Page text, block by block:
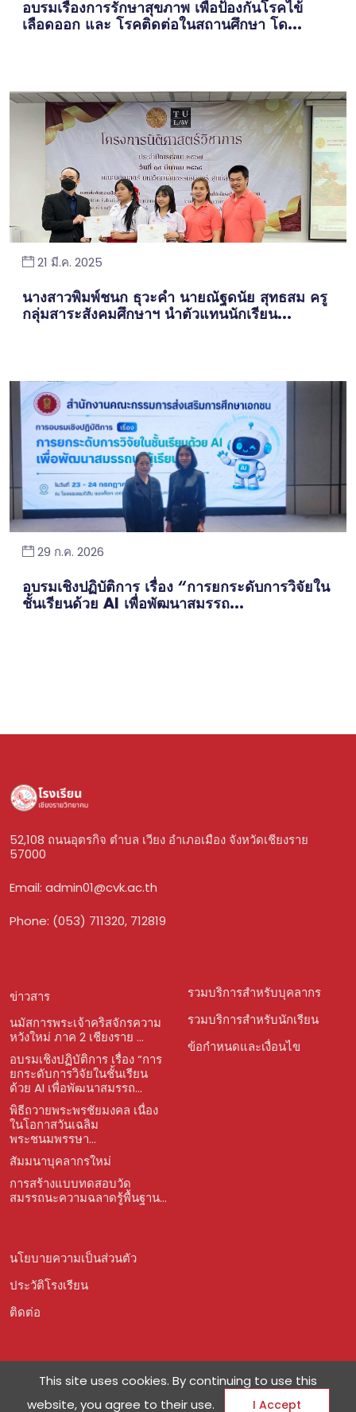
อบรมเรื่องการรักษาสุขภาพ เพื่อป้องกันโรคไข้
เลือดออก และ โรคติดต่อในสถานศึกษา โด...
21 มี.ค. 2025
นางสาวพิมพ์ชนก ธุวะคำ นายณัฐดนัย สุทธสม ครู
กลุ่มสาระสังคมศึกษาฯ นำตัวแทนนักเรียน...
29 ก.ค. 2026
อบรมเชิงปฏิบัติการ เรื่อง “การยกระดับการวิจัยใน
ชั้นเรียนด้วย AI เพื่อพัฒนาสมรรถ...
52,108 ถนนอุตรกิจ ตำบล เวียง อำเภอเมือง จังหวัดเชียงราย
57000
Email: admin01@cvk.ac.th
Phone: (053) 711320, 712819
ข่าวสาร
นมัสการพระเจ้าคริสจักรความ
หวังใหม่ ภาค 2 เชียงราย ...
อบรมเชิงปฏิบัติการ เรื่อง “การ
ยกระดับการวิจัยในชั้นเรียน
ด้วย AI เพื่อพัฒนาสมรรถ...
พิธีถวายพระพรชัยมงคล เนื่อง
ในโอกาสวันเฉลิม
พระชนมพรรษา...
สัมมนาบุคลากรใหม่
การสร้างแบบทดสอบวัด
สมรรถนะความฉลาดรู้พื้นฐาน...
รวมบริการสำหรับบุคลากร
รวมบริการสำหรับนักเรียน
ข้อกำหนดและเงื่อนไข
นโยบายความเป็นส่วนตัว
ประวัติโรงเรียน
ติดต่อ
This site uses cookies. By continuing to use this
website, you agree to their use.
I Accept